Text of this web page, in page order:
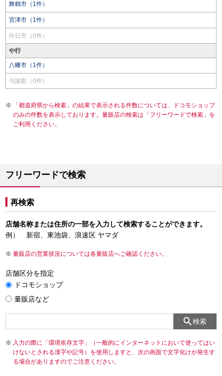
舞鶴市（1件）
宮津市（1件）
向日市（0件）
や行
八幡市（1件）
与謝郡（0件）
「都道府県から検索」の結果で表示される件数については、ドコモショップ
のみの件数を表示しております。量販店の検索は「フリーワードで検索」を
ご利用ください。
フリーワードで検索
再検索
店舗名称または住所の一部を入力して検索することができます。
例） 新宿、東池袋、浪速区 ヤマダ
量販店の営業状況については各量販店へご確認ください。
店舗区分を指定
ドコモショップ
量販店など
検索
入力の際に「環境依存文字」（一般的にインターネットにおいて使ってはい
けないとされる漢字や記号）を使用しますと、次の画面で文字化けが発生す
る場合がありますのでご注意ください。